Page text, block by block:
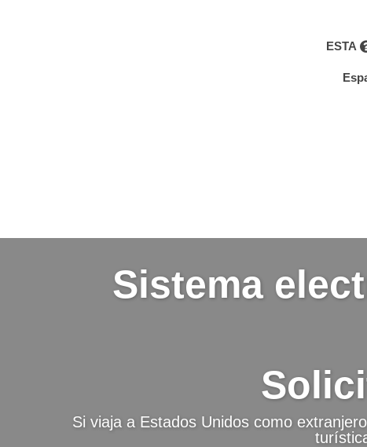
ESTA
Sistema
Si viaja a Estados Unidos como